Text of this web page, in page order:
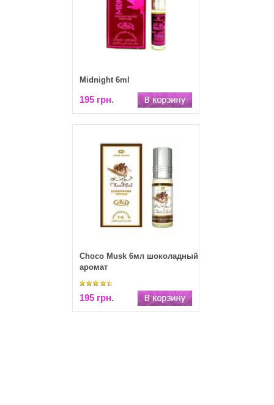
Midnight 6ml
195 грн.
Choco Musk 6мл шоколадный
аромат
195 грн.